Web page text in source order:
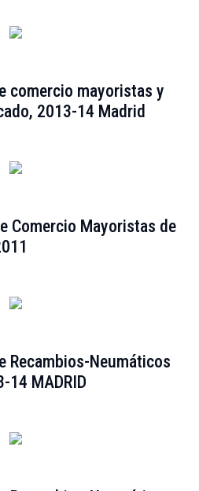
comercio mayoristas y
2013-14 Madrid
Comercio Mayoristas de
Recambios-Neumáticos
14 MADRID